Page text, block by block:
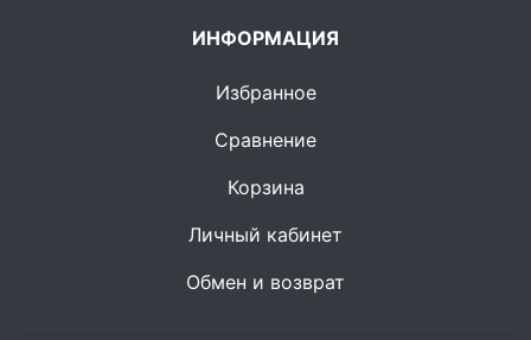
ИНФОРМАЦИЯ
Избранное
Сравнение
Корзина
Личный кабинет
Обмен и возврат